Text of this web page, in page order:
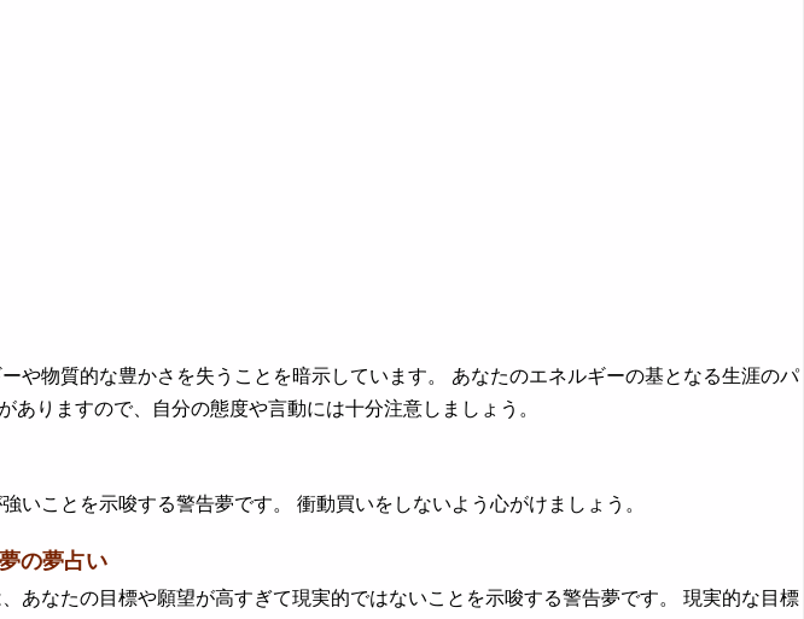
物質的な豊かさを失うことを暗示しています。 あなたのエネルギーの基となる生涯のパ
りますので、自分の態度や言動には十分注意しましょう。
ことを示唆する警告夢です。 衝動買いをしないよう心がけましょう。
の夢占い
なたの目標や願望が高すぎて現実的ではないことを示唆する警告夢です。 現実的な目標